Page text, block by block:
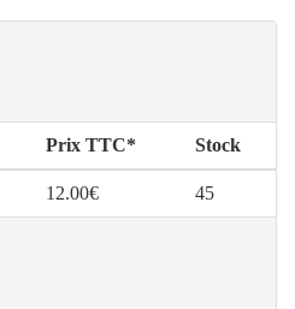
Prix TTC* Stock
12.00€ 45